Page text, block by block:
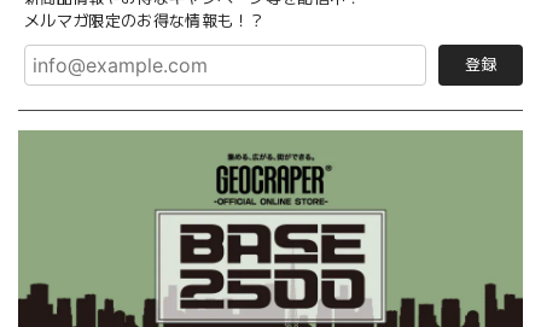
メルマガ限定のお得な情報も！？
登録